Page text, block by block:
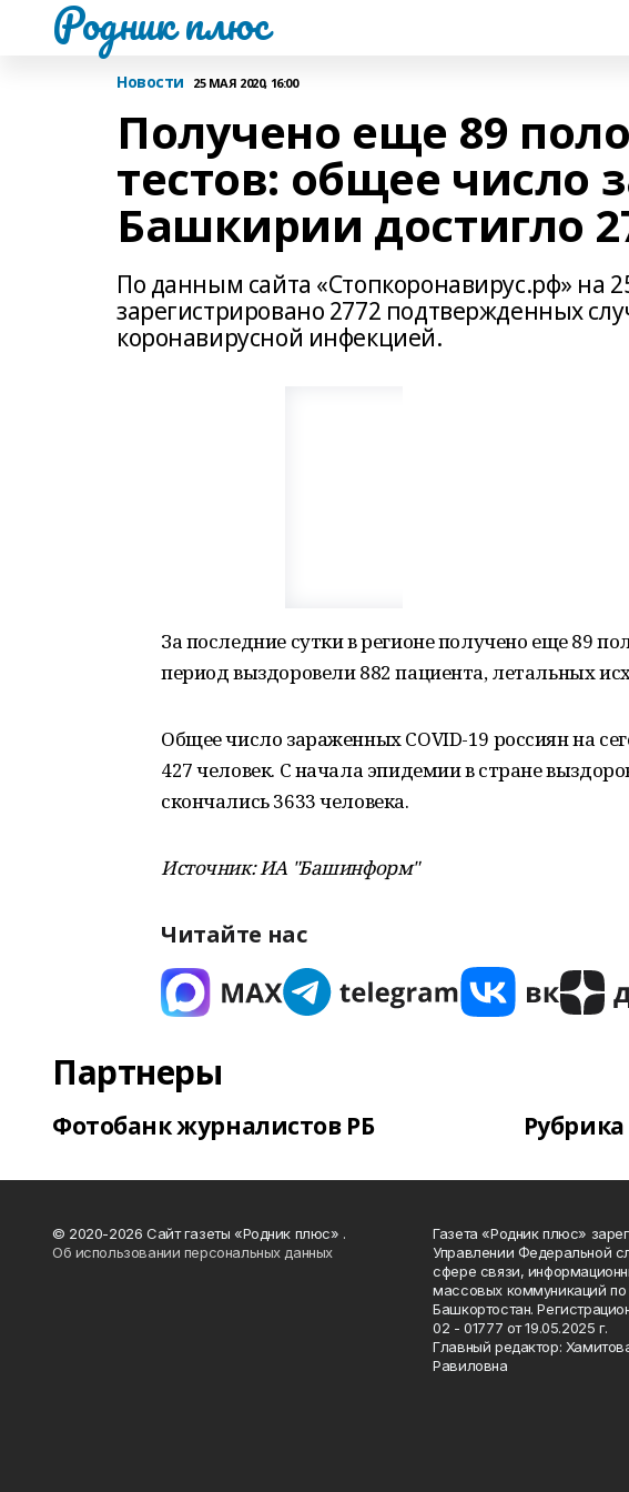
Родник плюс
Новости 25 МАЯ 2020, 16:00
Получено еще 89
тестов: общее число
Башкирии достигло
По данным сайта «Стопкоронавирус.рф» на
зарегистрировано 2772 подтвержденных
коронавирусной инфекцией.
За последние сутки в регионе получено еще 89
период выздоровели 882 пациента, летальных
Общее число зараженных COVID-19 россиян на
427 человек. С начала эпидемии в стране
скончались 3633 человека.
Источник: ИА "Башинформ"
Читайте нас
Партнеры
Фотобанк журналистов РБ
© 2020-2026 Сайт газеты «Родник плюс» .
Об использовании персональных данных
Газета «Родник плюс»
Управлении Федеральной
сфере связи,
массовых коммуникаций по
Башкортостан.
02 - 01777 от 19.05.2025 г.
Главный редактор:
Равиловна